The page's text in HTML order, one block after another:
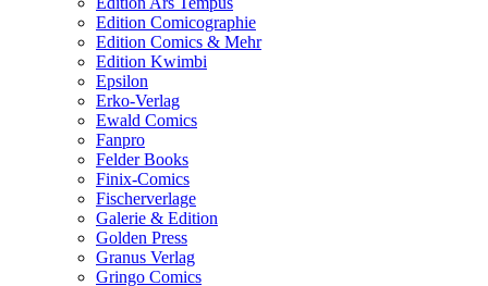
Edition Comicographie
Edition Comics & Mehr
Edition Kwimbi
Epsilon
Erko-Verlag
Ewald Comics
Fanpro
Felder Books
Finix-Comics
Fischerverlage
Galerie & Edition
Golden Press
Granus Verlag
Gringo Comics